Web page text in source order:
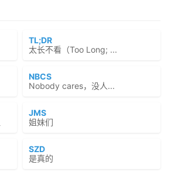
TL;DR
太长不看（Too Long; ...
NBCS
Nobody cares，没人...
JMS
姐妹们
SZD
是真的